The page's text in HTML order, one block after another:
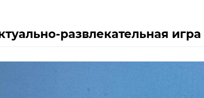
развлекательная